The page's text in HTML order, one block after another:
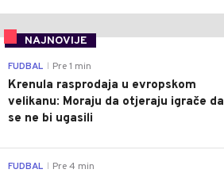
NAJNOVIJE
FUDBAL Pre 1 min
Krenula rasprodaja u evropskom
velikanu: Moraju da otjeraju igrače da
se ne bi ugasili
FUDBAL Pre 4 min